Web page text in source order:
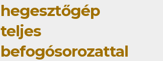
hegesztőgép
teljes
befogósorozattal